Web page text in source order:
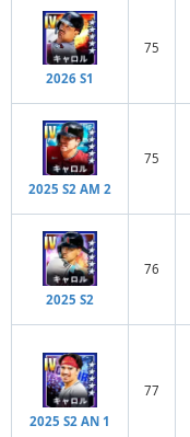
2026 S1
75
2025 S2 AM 2
75
2025 S2
76
2025 S2 AN 1
77